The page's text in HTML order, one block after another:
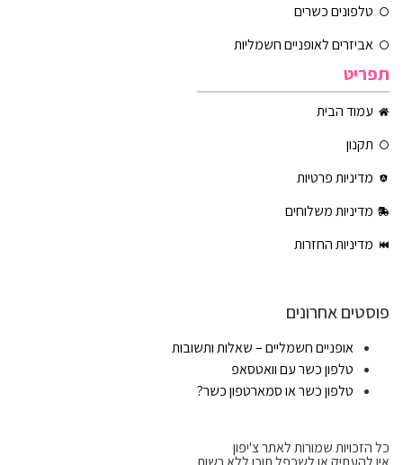
טלפונים כשרים
אביזרים לאופניים חשמליות
תפריט
עמוד הבית
תקנון
מדיניות פרטיות
מדיניות משלוחים
מדיניות החזרות
פוסטים אחרונים
אופניים חשמליים – שאלות ותשובות
טלפון כשר עם וואטסאפ
טלפון כשר או סמארטפון כשר?
כל הזכויות שמורות לאתר צ'יפון